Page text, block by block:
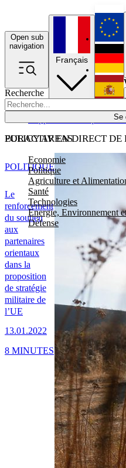
Open sub
navigation
Recherche
Se
POLICY AREAS
Economie
Politique
Agriculture et
Santé
Technologies
Energie, Environnement
Défense
Français
EURACTIV EN DIRECT DE
Le
renforcement
du soutien
aux
partenaires
orientaux
dans la
proposition
de stratégie
militaire de
l’UE
13.01.2022
POLITIQUE
8 MINUTES